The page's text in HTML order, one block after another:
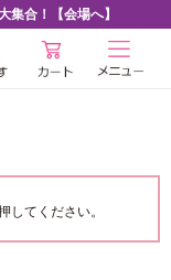
集合！【会場へ】
してください。